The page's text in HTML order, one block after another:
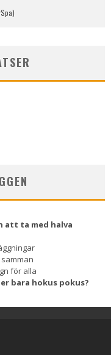
att ta med halva
för alla
bara hokus pokus?